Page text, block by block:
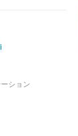
ランバンライファ
さい。
ション